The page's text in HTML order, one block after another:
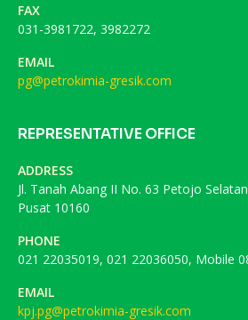
FAX
031-3981722, 3982272
EMAIL
pg@petrokimia-gresik.com
REPRESENTATIVE OFFICE
ADDRESS
Jl. Tanah Abang II No. 63 Petojo
Pusat 10160
PHONE
021 22035019, 021 22036050, Mobile
EMAIL
kpj.pg@petrokimia-gresik.com